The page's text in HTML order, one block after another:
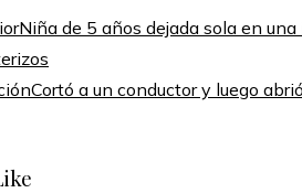
Niña de 5 años dejada sola en
Cortó a un conductor y luego